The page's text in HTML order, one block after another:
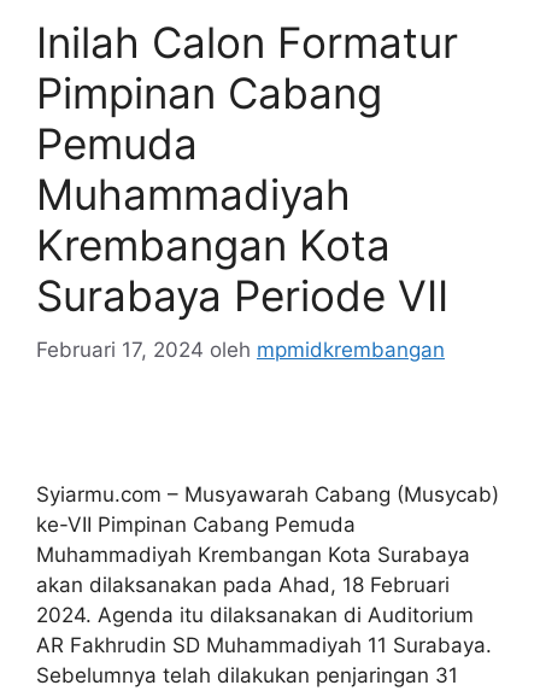
Inilah Calon Formatur
Pimpinan Cabang
Pemuda
Muhammadiyah
Krembangan Kota
Surabaya Periode VII
Februari 17, 2024 oleh mpmidkrembangan
Syiarmu.com – Musyawarah Cabang (Musycab)
ke-VII Pimpinan Cabang Pemuda
Muhammadiyah Krembangan Kota Surabaya
akan dilaksanakan pada Ahad, 18 Februari
2024. Agenda itu dilaksanakan di Auditorium
AR Fakhrudin SD Muhammadiyah 11 Surabaya.
Sebelumnya telah dilakukan penjaringan 31